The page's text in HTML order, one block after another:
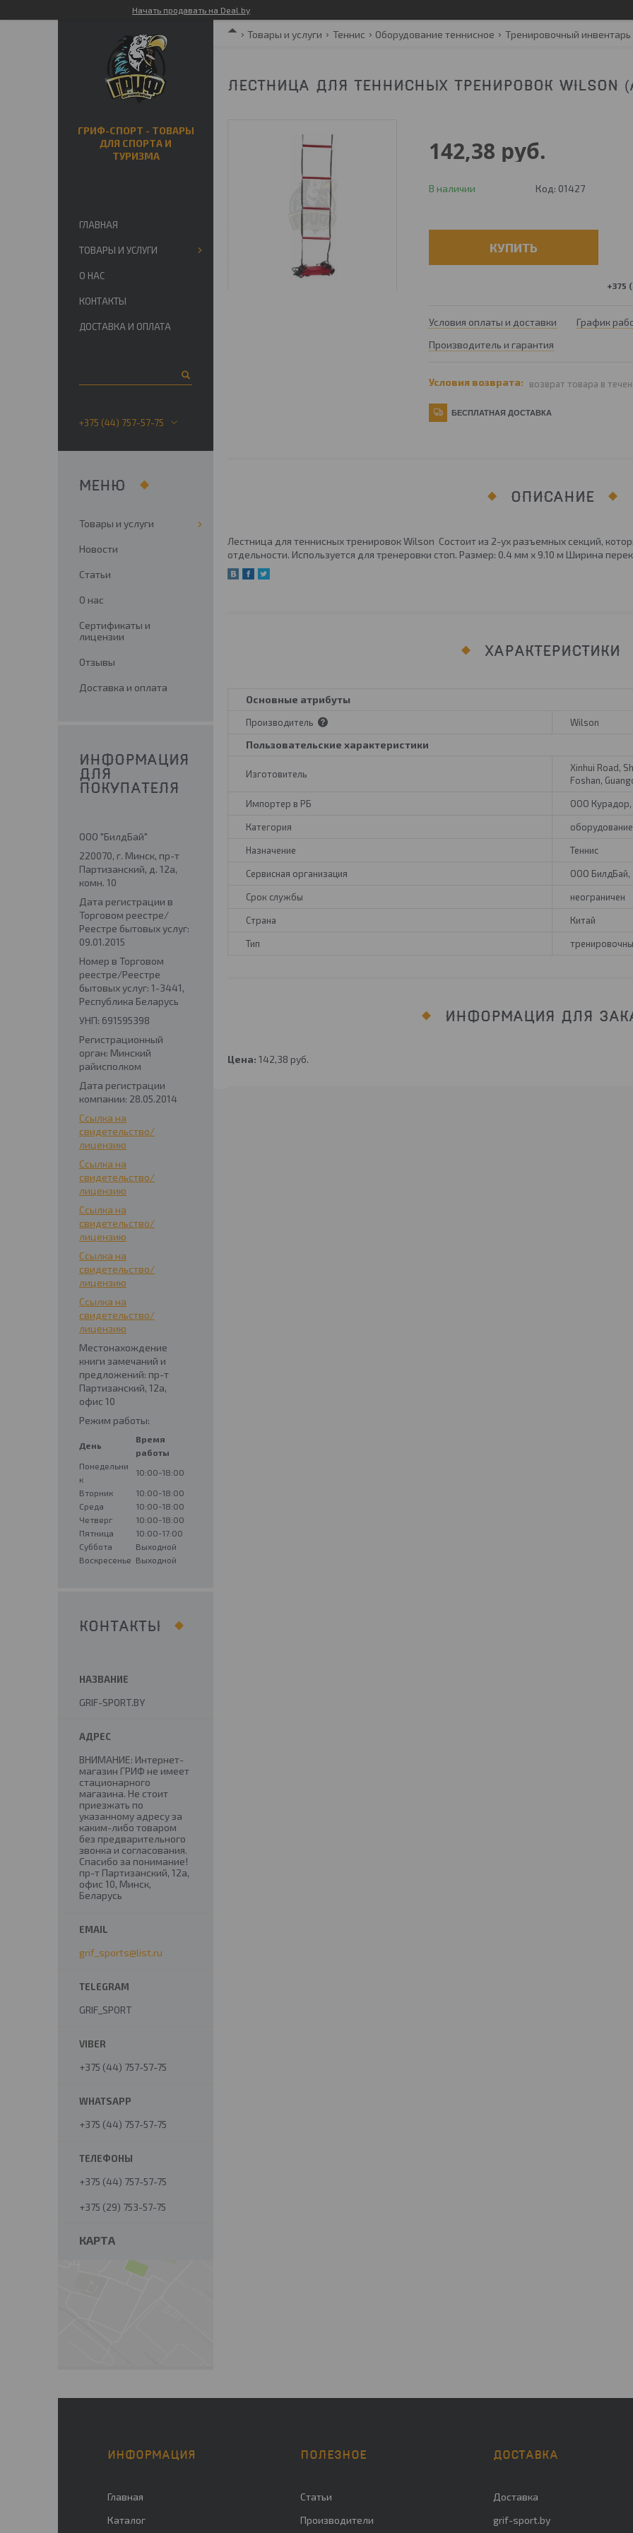
Начать продавать на Deal.by
Товары и услуги Теннис Оборудование теннисное Тренировочный инвентарь
ЛЕСТНИЦА ДЛЯ ТЕННИСНЫХ ТРЕНИРОВОК WILSON
142,38 руб.
В наличии Код: 01427
КУПИТЬ
+375
Условия оплаты и доставки
График
Производитель и гарантия
возврат товара в
БЕСПЛАТНАЯ ДОСТАВКА
ОПИСАНИЕ
Лестница для теннисных тренировок Wilson Состоит из 2-ух разъемных секций,
отдельности. Используется для тренеровки стоп. Размер: 0.4 мм х 9.10 м Ширина
ХАРАКТЕРИСТИКИ
Основные атрибуты
Производитель Wilson
Пользовательские характеристики
Изготовитель
Xinhui Road,
Foshan,
Импортер в РБ ООО Курадор,
Категория
Назначение Теннис
Сервисная организация ООО БилдБай,
Срок службы неограничен
Страна Китай
Тип
ИНФОРМАЦИЯ ДЛЯ
Цена: 142,38 руб.
ГРИФ-СПОРТ - ТОВАРЫ
ДЛЯ СПОРТА И
ТУРИЗМА
ГЛАВНАЯ
ТОВАРЫ И УСЛУГИ
О НАС
КОНТАКТЫ
ДОСТАВКА И ОПЛАТА
+375 (44) 757-57-75
Товары и услуги
Новости
Статьи
О нас
Сертификаты и
лицензии
Отзывы
Доставка и оплата
ИНФОРМАЦИЯ
ДЛЯ
ПОКУПАТЕЛЯ
ООО "БилдБай"
220070, г. Минск, пр-т
Партизанский, д. 12а,
комн. 10
Дата регистрации в
Торговом реестре/
Реестре бытовых услуг:
09.01.2015
Номер в Торговом
реестре/Реестре
бытовых услуг: 1-3441,
Республика Беларусь
УНП: 691595398
Регистрационный
орган: Минский
райисполком
Дата регистрации
компании: 28.05.2014
Ссылка на
свидетельство/
лицензию
Ссылка на
свидетельство/
лицензию
Ссылка на
свидетельство/
лицензию
Ссылка на
свидетельство/
лицензию
Ссылка на
свидетельство/
лицензию
Местонахождение
книги замечаний и
предложений: пр-т
Партизанский, 12а,
офис 10
Режим работы:
День
Время
работы
Понедельни
к
10:00-18:00
Вторник
10:00-18:00
Среда
10:00-18:00
Четверг
10:00-18:00
Пятница
10:00-17:00
Суббота
Выходной
Воскресенье Выходной
КОНТАКТЫ
GRIF-SPORT.BY
ВНИМАНИЕ: Интернет-
магазин ГРИФ не имеет
стационарного
магазина. Не стоит
приезжать по
указанному адресу за
каким-либо товаром
без предварительного
звонка и согласования.
Спасибо за понимание!
пр-т Партизанский, 12а,
офис 10, Минск,
Беларусь
grif_sports@list.ru
GRIF_SPORT
+375 (44) 757-57-75
+375 (44) 757-57-75
+375 (44) 757-57-75
+375 (29) 753-57-75
КАРТА
ИНФОРМАЦИЯ
Главная
Каталог
ПОЛЕЗНОЕ
Статьи
Производители
ДОСТАВКА
Доставка
grif-sport.by